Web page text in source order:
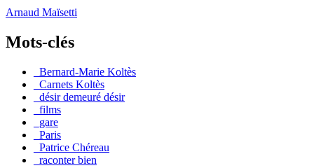
Arnaud Maïsetti
Mots-clés
_Bernard-Marie Koltès
_Carnets Koltès
_désir demeuré désir
_films
_gare
_Paris
_Patrice Chéreau
_raconter bien